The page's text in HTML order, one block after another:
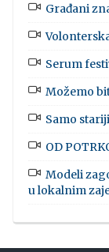
Građani
Serum
Možemo
Samo
OD
Modeli
u lokalnim